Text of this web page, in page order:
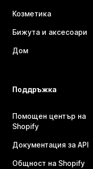
Козметика
Бижута и аксесоари
Дом
Поддръжка
Помощен център на
Shopify
Документация за API
Общност на Shopify